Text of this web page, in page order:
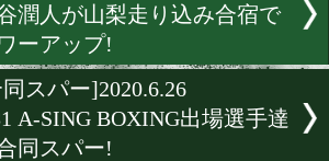
ーで王座奪取を宣言!
[激走]2020.7.19
南出仁が100㎞マラソンを